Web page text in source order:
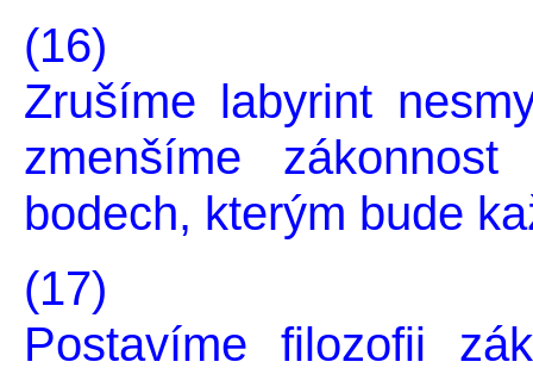
(16)
Zrušíme labyrint
zmenšíme
bodech, kterým bude
(17)
Postavíme filozofii